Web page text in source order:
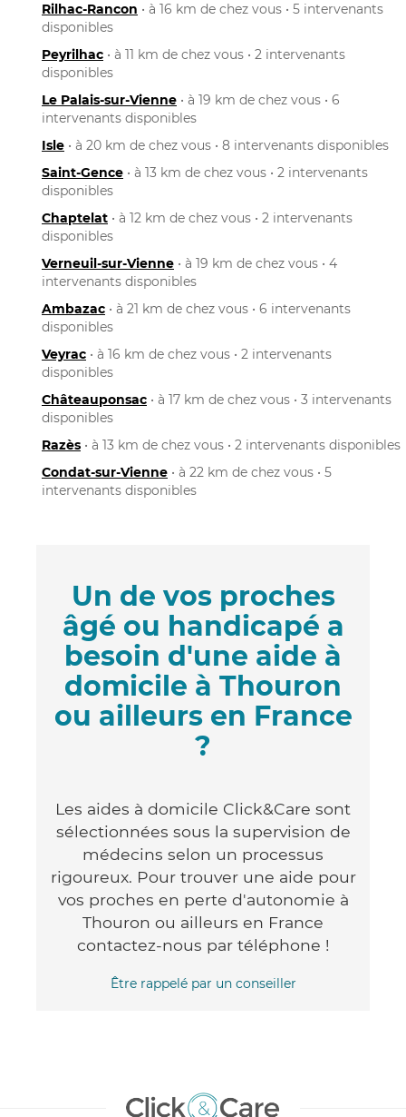
Rilhac-Rancon • à 16 km de chez vous • 5 intervenants
disponibles
Peyrilhac • à 11 km de chez vous • 2 intervenants
disponibles
Le Palais-sur-Vienne • à 19 km de chez vous • 6
intervenants disponibles
Isle • à 20 km de chez vous • 8 intervenants disponibles
Saint-Gence • à 13 km de chez vous • 2 intervenants
disponibles
Chaptelat • à 12 km de chez vous • 2 intervenants
disponibles
Verneuil-sur-Vienne • à 19 km de chez vous • 4
intervenants disponibles
Ambazac • à 21 km de chez vous • 6 intervenants
disponibles
Veyrac • à 16 km de chez vous • 2 intervenants
disponibles
Châteauponsac • à 17 km de chez vous • 3 intervenants
disponibles
Razès • à 13 km de chez vous • 2 intervenants disponibles
Condat-sur-Vienne • à 22 km de chez vous • 5
intervenants disponibles
Un de vos proches
âgé ou handicapé a
besoin d'une aide à
domicile à Thouron
ou ailleurs en France
?
Les aides à domicile Click&Care sont
sélectionnées sous la supervision de
médecins selon un processus
rigoureux. Pour trouver une aide pour
vos proches en perte d'autonomie à
Thouron ou ailleurs en France
contactez-nous par téléphone !
Être rappelé par un conseiller